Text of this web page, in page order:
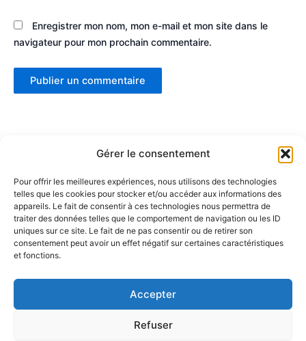
Gérer le consentement
Pour offrir les meilleures expériences, nous utilisons des technologies
telles que les cookies pour stocker et/ou accéder aux informations des
appareils. Le fait de consentir à ces technologies nous permettra de
traiter des données telles que le comportement de navigation ou les ID
uniques sur ce site. Le fait de ne pas consentir ou de retirer son
consentement peut avoir un effet négatif sur certaines caractéristiques
et fonctions.
Accepter
Refuser
Enregistrer mon nom, mon e-mail et mon site dans le
navigateur pour mon prochain commentaire.
Partenaires :
LaMaisonDuDonut
LaBelleBiere